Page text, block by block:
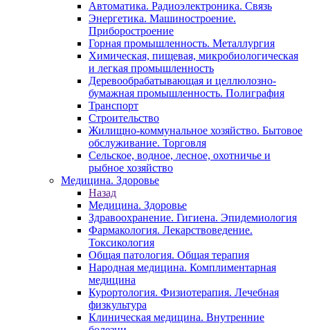
Автоматика. Радиоэлектроника. Связь
Энергетика. Машиностроение.
Приборостроение
Горная промышленность. Металлургия
Химическая, пищевая, микробиологическая
и легкая промышленность
Деревообрабатывающая и целлюлозно-
бумажная промышленность. Полиграфия
Транспорт
Строительство
Жилищно-коммунальное хозяйство. Бытовое
обслуживание. Торговля
Сельское, водное, лесное, охотничье и
рыбное хозяйство
Медицина. Здоровье
Назад
Медицина. Здоровье
Здравоохранение. Гигиена. Эпидемиология
Фармакология. Лекарствоведение.
Токсикология
Общая патология. Общая терапия
Народная медицина. Комплиментарная
медицина
Курортология. Физиотерапия. Лечебная
физкультура
Клиническая медицина. Внутренние